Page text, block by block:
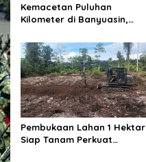
Kemacetan Puluhan
Kilometer di Banyuasin,
Perbaikan Jalan
Dipercepat
Pembukaan Lahan 1 Hektar
Siap Tanam Perkuat